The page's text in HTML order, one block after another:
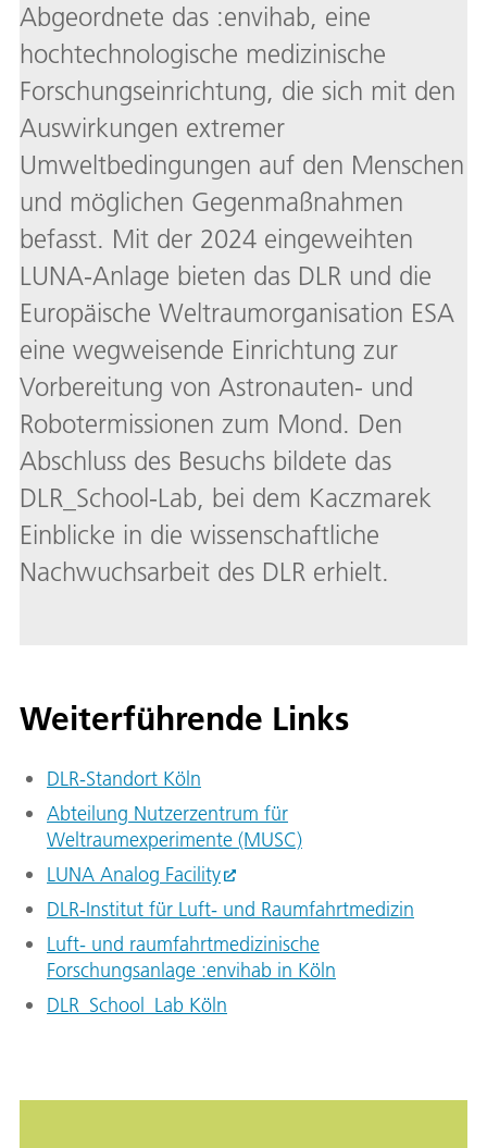
Abgeordnete das :envihab, eine
hochtechnologische medizinische
Forschungseinrichtung, die sich mit den
Auswirkungen extremer
Umweltbedingungen auf den Menschen
und möglichen Gegenmaßnahmen
befasst. Mit der 2024 eingeweihten
LUNA-Anlage bieten das DLR und die
Europäische Weltraumorganisation ESA
eine wegweisende Einrichtung zur
Vorbereitung von Astronauten- und
Robotermissionen zum Mond. Den
Abschluss des Besuchs bildete das
DLR_School-Lab, bei dem Kaczmarek
Einblicke in die wissenschaftliche
Nachwuchsarbeit des DLR erhielt.
Weiterführende Links
DLR-Standort Köln
Abteilung Nutzerzentrum für
Weltraumexperimente (MUSC)
LUNA Analog Facility
DLR-Institut für Luft- und Raumfahrtmedizin
Luft- und raumfahrtmedizinische
Forschungsanlage :envihab in Köln
DLR_School_Lab Köln